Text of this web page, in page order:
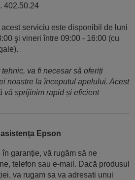
402.50.24
serviciu este disponibil de luni
şi vineri între 09:00 - 16:00 (cu
va fi necesar să oferiți
noastre la începutul apelului. Acest
vă sprijinim rapid și eficient
Epson
garanție, vă rugăm să ne
telefon sau e-mail. Dacă produsul
va rugam sa va adresati unui